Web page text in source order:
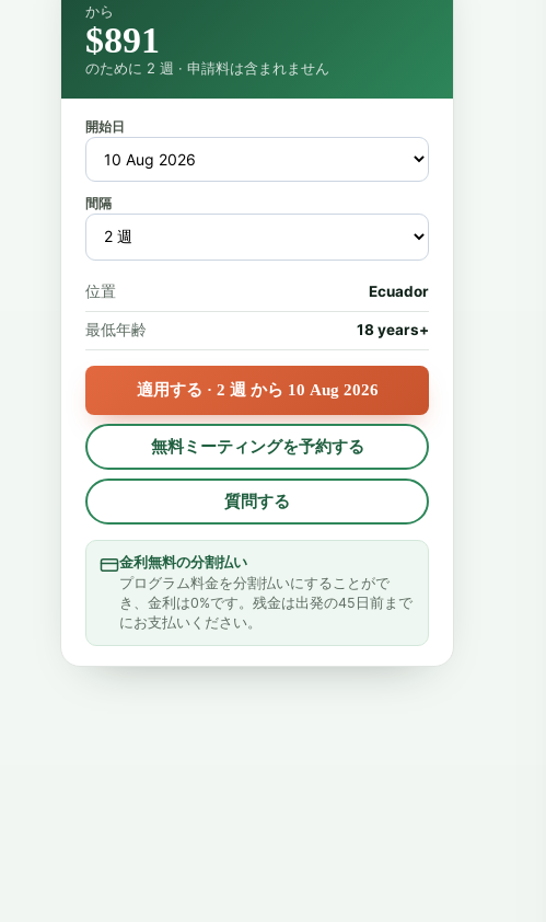
から
$891
のために 2 週 · 申請料は含まれません
開始日
間隔
位置 Ecuador
最低年齢 18 years+
適用する · 2 週 から 10 Aug 2026
無料ミーティングを予約する
質問する
金利無料の分割払い
プログラム料金を分割払いにすることがで
き、金利は0%です。残金は出発の45日前まで
にお支払いください。